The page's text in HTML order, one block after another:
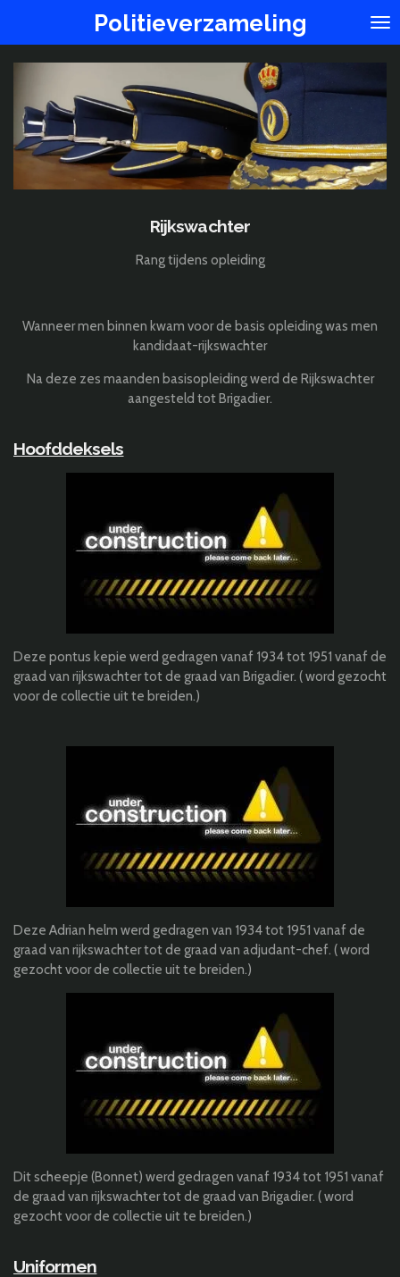
hoofdinhoud
Politieverzameling
Rijkswachter
Rang tijdens opleiding
Wanneer men binnen kwam voor de basis opleiding was men
kandidaat-rijkswachter
Na deze zes maanden basisopleiding werd de Rijkswachter
aangesteld tot Brigadier.
Hoofddeksels
Deze pontus kepie werd gedragen vanaf 1934 tot 1951 vanaf de
graad van rijkswachter tot de graad van Brigadier. ( word gezocht
voor de collectie uit te breiden.)
Deze Adrian helm werd gedragen van 1934 tot 1951 vanaf de
graad van rijkswachter tot de graad van adjudant-chef. ( word
gezocht voor de collectie uit te breiden.)
Dit scheepje (Bonnet) werd gedragen vanaf 1934 tot 1951 vanaf
de graad van rijkswachter tot de graad van Brigadier. ( word
gezocht voor de collectie uit te breiden.)
Uniformen